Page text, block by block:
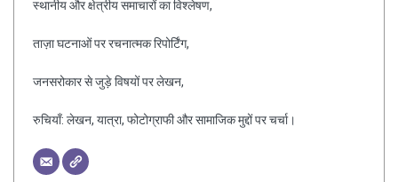
स्थानीय और क्षेत्रीय समाचारों का विश्लेषण,
ताज़ा घटनाओं पर रचनात्मक रिपोर्टिंग,
जनसरोकार से जुड़े विषयों पर लेखन,
रुचियाँ: लेखन, यात्रा, फोटोग्राफी और सामाजिक मुद्दों पर चर्चा।